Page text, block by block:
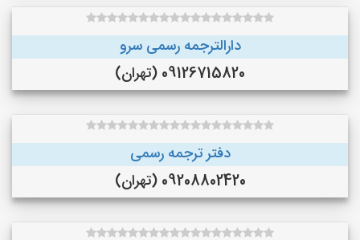
دارالترجمه رسمی سرو
09126715820 (تهران)
دفتر ترجمه رسمی
09208802420 (تهران)